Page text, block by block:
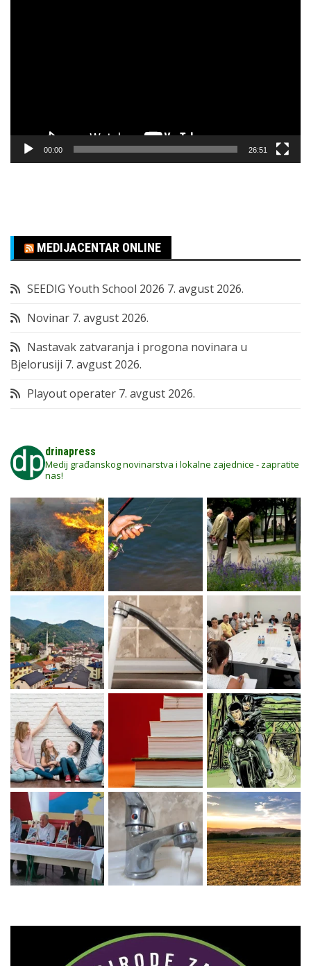
00:00 26:51
MEDIJACENTAR ONLINE
SEEDIG Youth School 2026 7. avgust 2026.
Novinar 7. avgust 2026.
Nastavak zatvaranja i progona novinara u
Bjelorusiji 7. avgust 2026.
Playout operater 7. avgust 2026.
drinapress
Medij građanskog novinarstva i lokalne zajednice - zapratite
nas!